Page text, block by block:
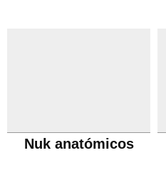
Nuk anatómicos